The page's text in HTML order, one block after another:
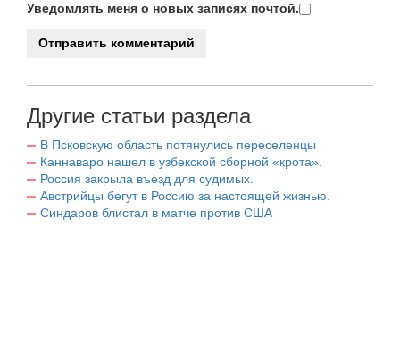
Уведомлять меня о новых записях почтой.
Другие статьи раздела
В Псковскую область потянулись переселенцы
Каннаваро нашел в узбекской сборной «крота».
Россия закрыла въезд для судимых.
Австрийцы бегут в Россию за настоящей жизнью.
Синдаров блистал в матче против США